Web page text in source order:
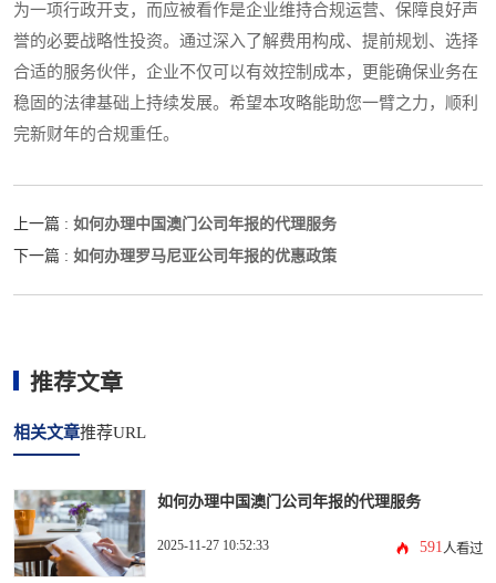
为一项行政开支，而应被看作是企业维持合规运营、保障良好声
誉的必要战略性投资。通过深入了解费用构成、提前规划、选择
合适的服务伙伴，企业不仅可以有效控制成本，更能确保业务在
稳固的法律基础上持续发展。希望本攻略能助您一臂之力，顺利
完新财年的合规重任。
上一篇 : 如何办理中国澳门公司年报的代理服务
下一篇 : 如何办理罗马尼亚公司年报的优惠政策
推荐文章
相关文章推荐URL
如何办理中国澳门公司年报的代理服务
2025-11-27 10:52:33 591人看过